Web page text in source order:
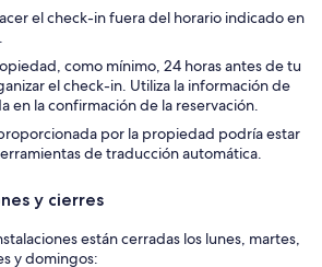
el check-in fuera del horario indicado en
como mínimo, 24 horas antes de tu
el check-in. Utiliza la información de
en la confirmación de la reservación.
por la propiedad podría estar
de traducción automática.
y cierres
están cerradas los lunes, martes,
y domingos: